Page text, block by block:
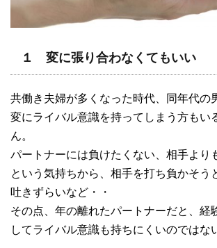
１ 変に張り合わなくてもいい
共働き夫婦が多くなった時代、同年代の
変にライバル意識を持ってしまう方もい
ん。
パートナーには負けたくない、相手より
という気持ちから、相手を打ち負かそう
吐きずらいなど・・
その点、年の離れたパートナーだと、経
してライバル意識も持ちにくいのではな